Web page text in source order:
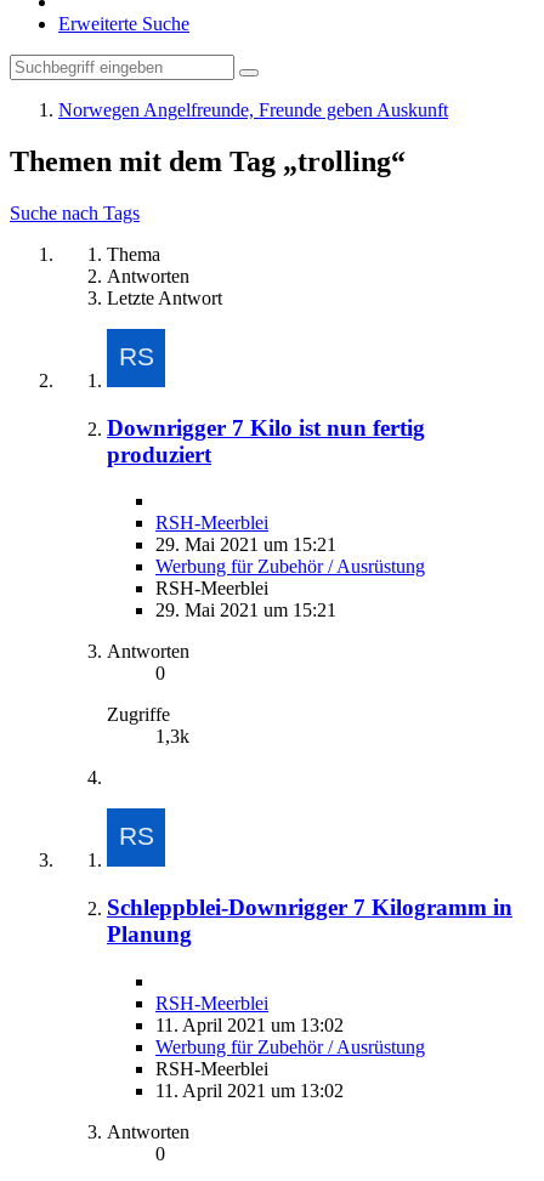
Erweiterte Suche
Norwegen Angelfreunde, Freunde geben Auskunft
Themen mit dem Tag „trolling“
Suche nach Tags
Thema
Antworten
Letzte Antwort
Downrigger 7 Kilo ist nun fertig
produziert
RSH-Meerblei
29. Mai 2021 um 15:21
Werbung für Zubehör / Ausrüstung
RSH-Meerblei
29. Mai 2021 um 15:21
Antworten
0
Zugriffe
1,3k
Schleppblei-Downrigger 7 Kilogramm in
Planung
RSH-Meerblei
11. April 2021 um 13:02
Werbung für Zubehör / Ausrüstung
RSH-Meerblei
11. April 2021 um 13:02
Antworten
0